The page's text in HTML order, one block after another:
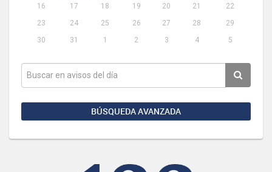
16
17 18 19 20 21
22
23
24 25 26 27 28
29
30
31 1 2 3 4 5
BÚSQUEDA AVANZADA